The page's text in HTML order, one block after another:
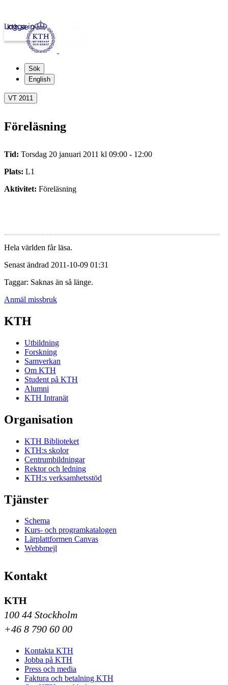
kth.se
Logga in
Sök
English
VT 2011
Föreläsning
Tid: Torsdag 20 januari 2011 kl 09:00 - 12:00
Plats: L1
Aktivitet: Föreläsning
Hela världen får läsa.
Senast ändrad 2011-10-09 01:31
Taggar: Saknas än så länge.
Anmäl missbruk
KTH
Utbildning
Forskning
Samverkan
Om KTH
Student på KTH
Alumni
KTH Intranät
Organisation
KTH Biblioteket
KTH:s skolor
Centrumbildningar
Rektor och ledning
KTH:s verksamhetsstöd
Tjänster
Schema
Kurs- och programkatalogen
Lärplattformen Canvas
Webbmejl
Kontakt
KTH
100 44 Stockholm
+46 8 790 60 00
Kontakta KTH
Jobba på KTH
Press och media
Faktura och betalning KTH